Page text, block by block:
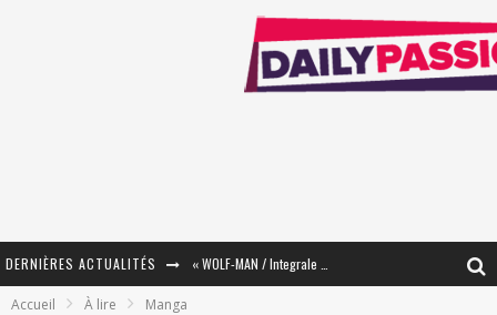
DERNIÈRES ACTUALITÉS
Accueil À lire Manga